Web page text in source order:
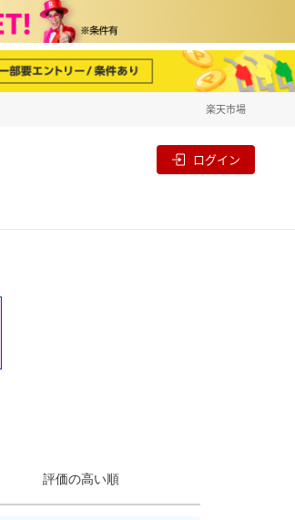
楽天市場
ログイン
評価の高い順